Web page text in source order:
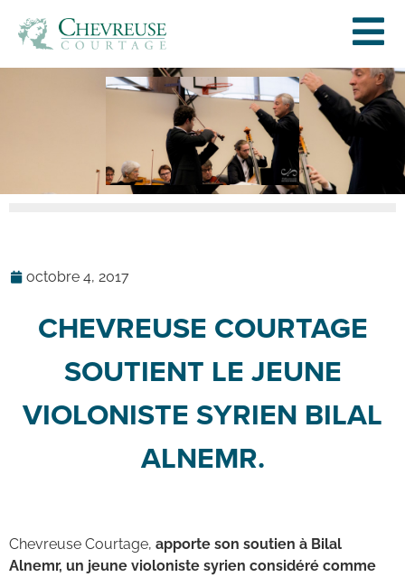
octobre 4, 2017
CHEVREUSE COURTAGE
SOUTIENT LE JEUNE
VIOLONISTE SYRIEN BILAL
ALNEMR.
Chevreuse Courtage, apporte son soutien à Bilal
Alnemr, un jeune violoniste syrien considéré comme